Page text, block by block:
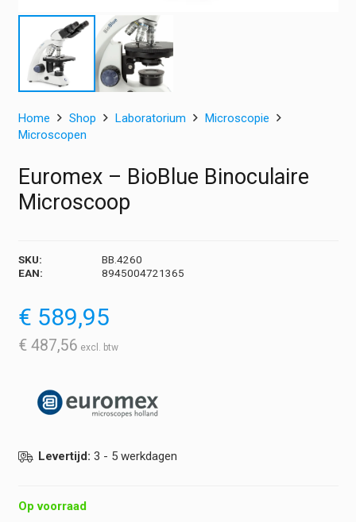
Home Shop Laboratorium
Microscopie
Microscopen
Euromex – BioBlue Binoculaire
Microscoop
SKU:
BB.4260
EAN:
8945004721365
€ 589,95
€ 487,56
Levertijd: 3 - 5 werkdagen
Op voorraad